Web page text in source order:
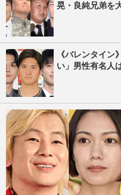
晃・良純兄弟を
《バレンタイン
い」男性有名人